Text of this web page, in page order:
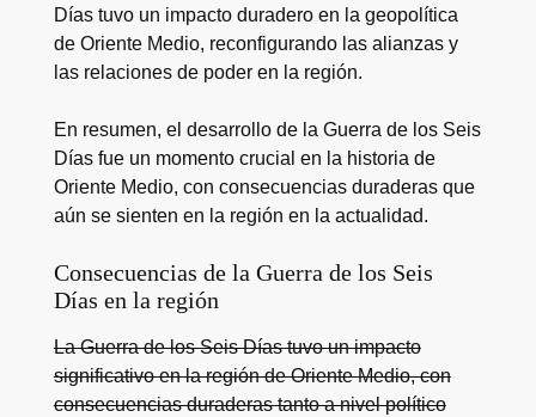
Días tuvo un impacto duradero en la geopolítica
de Oriente Medio, reconfigurando las alianzas y
las relaciones de poder en la región.
En resumen, el desarrollo de la Guerra de los Seis
Días fue un momento crucial en la historia de
Oriente Medio, con consecuencias duraderas que
aún se sienten en la región en la actualidad.
Consecuencias de la Guerra de los Seis
Días en la región
La Guerra de los Seis Días tuvo un impacto
significativo en la región de Oriente Medio, con
consecuencias duraderas tanto a nivel político